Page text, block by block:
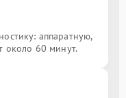
аппаратную,
около 60 минут.